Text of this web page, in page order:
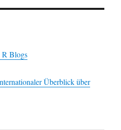
R Blogs
Überblick über